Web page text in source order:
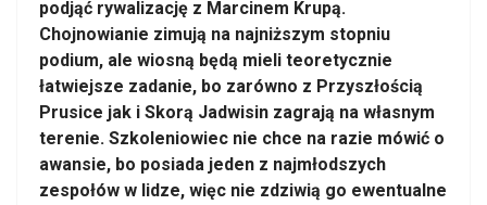
podjąć rywalizację z Marcinem Krupą.
Chojnowianie zimują na najniższym stopniu
podium, ale wiosną będą mieli teoretycznie
łatwiejsze zadanie, bo zarówno z Przyszłością
Prusice jak i Skorą Jadwisin zagrają na własnym
terenie. Szkoleniowiec nie chce na razie mówić o
awansie, bo posiada jeden z najmłodszych
zespołów w lidze, więc nie zdziwią go ewentualne